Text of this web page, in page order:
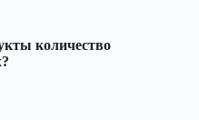
количество